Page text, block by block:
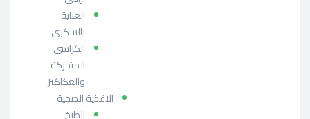
العناية
بالسكري
الكراسي
المتحركة
والعكاكيز
الاغذية الصحية
الطبخ